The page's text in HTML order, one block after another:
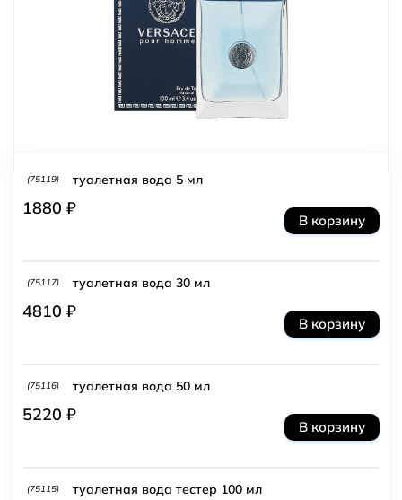
(75119) туалетная вода 5 мл
1880 ₽
В корзину
(75117) туалетная вода 30 мл
4810 ₽
В корзину
(75116) туалетная вода 50 мл
5220 ₽
В корзину
(75115) туалетная вода тестер 100 мл